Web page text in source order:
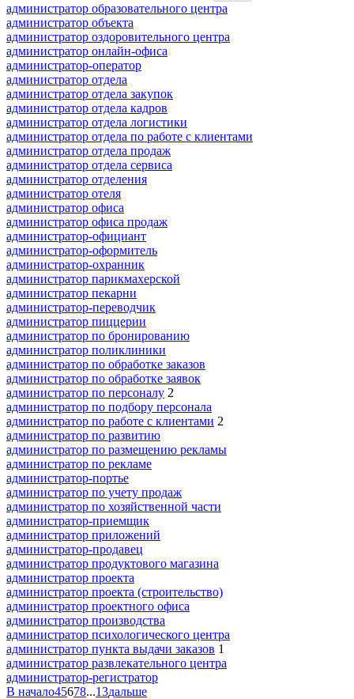
администратор образовательного центра
администратор объекта
администратор оздоровительного центра
администратор онлайн-офиса
администратор-оператор
администратор отдела
администратор отдела закупок
администратор отдела кадров
администратор отдела логистики
администратор отдела по работе с клиентами
администратор отдела продаж
администратор отдела сервиса
администратор отделения
администратор отеля
администратор офиса
администратор офиса продаж
администратор-официант
администратор-оформитель
администратор-охранник
администратор парикмахерской
администратор пекарни
администратор-переводчик
администратор пиццерии
администратор по бронированию
администратор поликлиники
администратор по обработке заказов
администратор по обработке заявок
администратор по персоналу 2
администратор по подбору персонала
администратор по работе с клиентами 2
администратор по развитию
администратор по размещению рекламы
администратор по рекламе
администратор-портье
администратор по учету продаж
администратор по хозяйственной части
администратор-приемщик
администратор приложений
администратор-продавец
администратор продуктового магазина
администратор проекта
администратор проекта (строительство)
администратор проектного офиса
администратор производства
администратор психологического центра
администратор пункта выдачи заказов 1
администратор развлекательного центра
администратор-регистратор
В начало45678...13дальше